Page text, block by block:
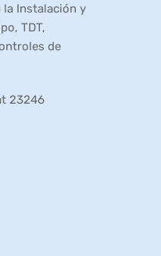
la Instalación y
TDT,
de
23246